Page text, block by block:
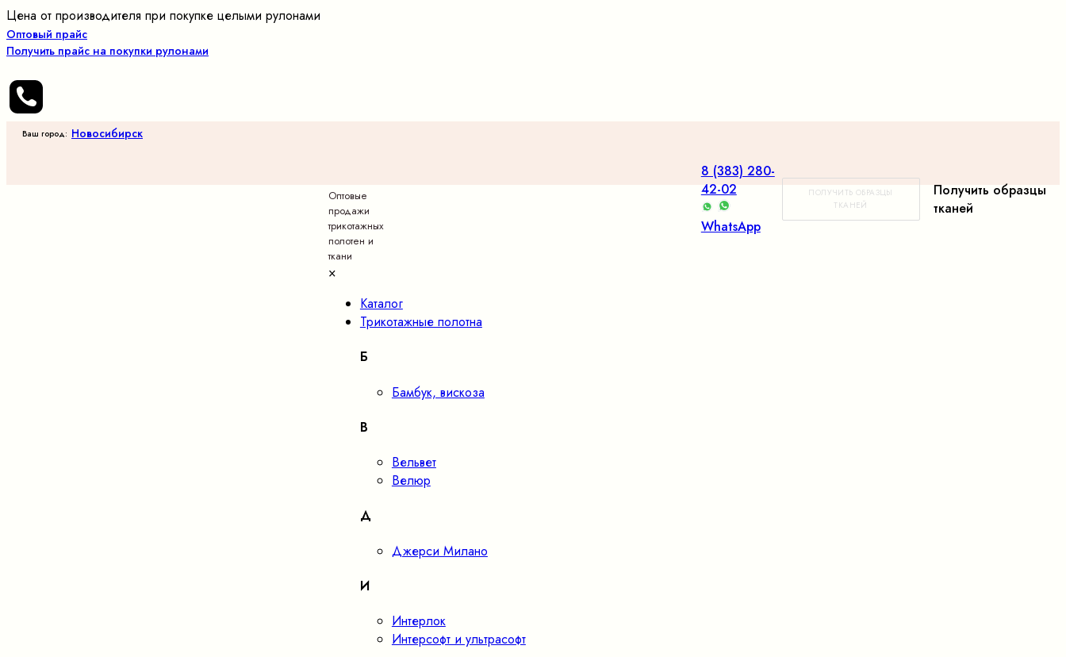
Цена от производителя при покупке целыми рулонами
Оптовый прайс
Получить прайс на покупки рулонами
Ваш город: Новосибирск
8 (383) 280-
42-02
WhatsApp
ПОЛУЧИТЬ ОБРАЗЦЫ
ТКАНЕЙ
Получить образцы
тканей
Оптовые
продажи
трикотажных
полотен и
ткани
×
Каталог
Трикотажные полотна
Б
Бамбук, вискоза
В
Вельвет
Велюр
Д
Джерси Милано
И
Интерлок
Интерсофт и ультрасофт